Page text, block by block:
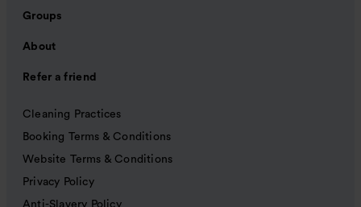
Groups
About
Refer a friend
Cleaning Practices
Booking Terms & Conditions
Website Terms & Conditions
Privacy Policy